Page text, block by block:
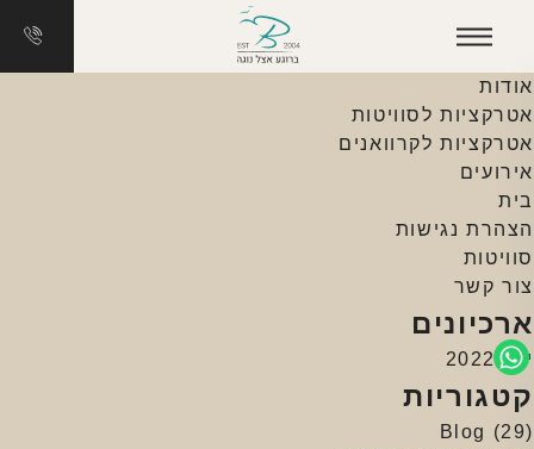
עמודים
אודות
אטרקציות לסוויטות
אטרקציות לקרוואנים
אירועים
בית
הצהרת נגישות
סוויטות
צור קשר
ארכיונים
יולי 2022
קטגוריות
Blog (29)